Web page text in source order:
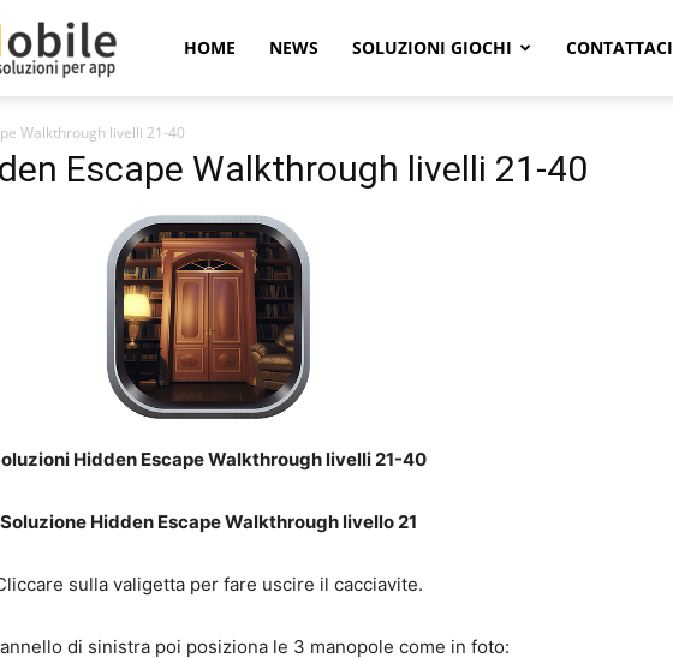
Super
Mobile
HOME NEWS SOLUZIONI GIOCHI CONTATTACI
Walkthrough livelli 21-40
Escape Walkthrough livelli 21-40
Hidden Escape Walkthrough livelli 21-40
Soluzione Hidden Escape Walkthrough livello 21
sulla valigetta per fare uscire il cacciavite.
di sinistra poi posiziona le 3 manopole come in foto: